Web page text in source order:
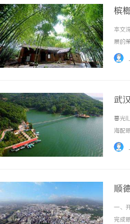
槟
本文
展的
武
暮光
海配
品牌
顺
一、
完成
造温馨家居环境的首选——长寿实木门详